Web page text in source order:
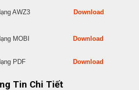
dạng AWZ3 Download
dạng MOBI Download
dạng PDF Download
Tin Chi Tiết